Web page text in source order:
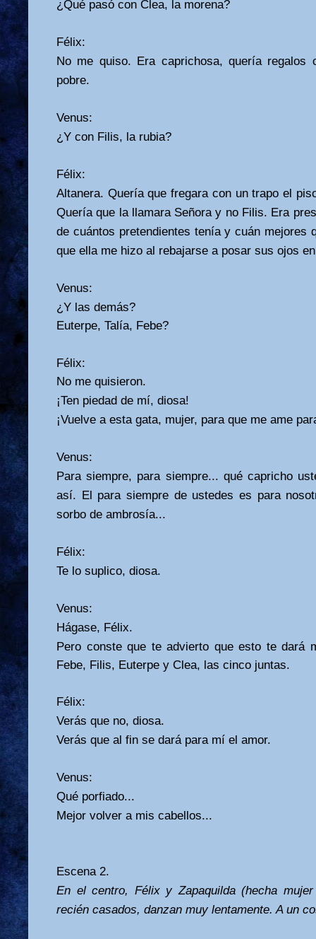
¿Qué pasó con Clea, la morena?
Félix:
No me quiso. Era caprichosa, quería regalos
pobre.
Venus:
¿Y con Filis, la rubia?
Félix:
Altanera. Quería que fregara con un trapo el
Quería que la llamara Señora y no Filis. Era
de cuántos pretendientes tenía y cuán mejores
que ella me hizo al rebajarse a posar sus ojos
Venus:
¿Y las demás?
Euterpe, Talía, Febe?
Félix:
No me quisieron.
¡Ten piedad de mí, diosa!
¡Vuelve a esta gata, mujer, para que me ame
Venus:
Para siempre, para siempre... qué capricho
así. El para siempre de ustedes es para
sorbo de ambrosía...
Félix:
Te lo suplico, diosa.
Venus:
Hágase, Félix.
Pero conste que te advierto que esto te dará
Febe, Filis, Euterpe y Clea, las cinco juntas.
Félix:
Verás que no, diosa.
Verás que al fin se dará para mí el amor.
Venus:
Qué porfiado...
Mejor volver a mis cabellos...
Escena 2.
En el centro, Félix y Zapaquilda (hecha
recién casados, danzan muy lentamente. A un